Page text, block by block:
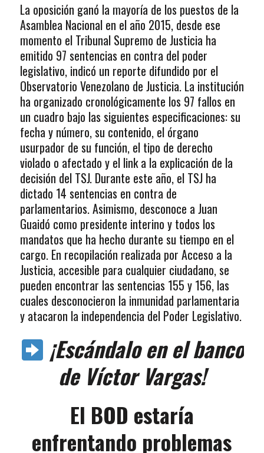
La oposición ganó la mayoría de los puestos de la
Asamblea Nacional en el año 2015, desde ese
momento el Tribunal Supremo de Justicia ha
emitido 97 sentencias en contra del poder
legislativo, indicó un reporte difundido por el
Observatorio Venezolano de Justicia. La institución
ha organizado cronológicamente los 97 fallos en
un cuadro bajo las siguientes especificaciones: su
fecha y número, su contenido, el órgano
usurpador de su función, el tipo de derecho
violado o afectado y el link a la explicación de la
decisión del TSJ. Durante este año, el TSJ ha
dictado 14 sentencias en contra de
parlamentarios. Asimismo, desconoce a Juan
Guaidó como presidente interino y todos los
mandatos que ha hecho durante su tiempo en el
cargo. En recopilación realizada por Acceso a la
Justicia, accesible para cualquier ciudadano, se
pueden encontrar las sentencias 155 y 156, las
cuales desconocieron la inmunidad parlamentaria
y atacaron la independencia del Poder Legislativo.
¡Escándalo en el banco
de Víctor Vargas!
El BOD estaría
enfrentando problemas